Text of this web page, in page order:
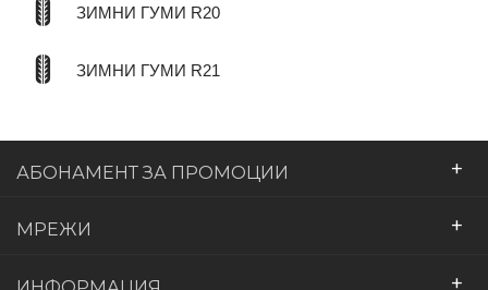
ЗИМНИ ГУМИ R20
ЗИМНИ ГУМИ R21
АБОНАМЕНТ ЗА ПРОМОЦИИ +
МРЕЖИ +
+